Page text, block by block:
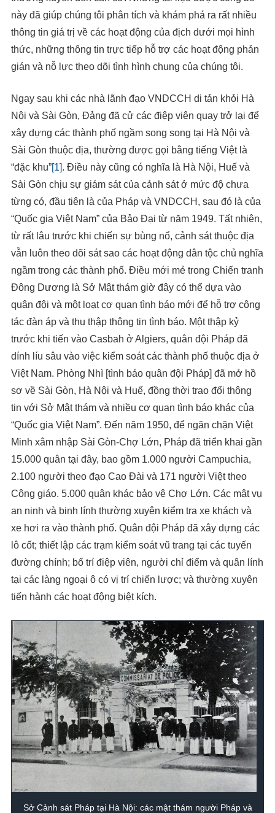
này đã giúp chúng tôi phân tích và khám phá ra rất nhiều
thông tin giá trị về các hoạt động của địch dưới mọi hình
thức, những thông tin trực tiếp hỗ trợ các hoạt động phản
gián và nỗ lực theo dõi tình hình chung của chúng tôi.
Ngay sau khi các nhà lãnh đạo VNDCCH di tản khỏi Hà
Nội và Sài Gòn, Đảng đã cử các điệp viên quay trở lại để
xây dựng các thành phố ngầm song song tại Hà Nội và
Sài Gòn thuộc địa, thường được gọi bằng tiếng Việt là
“đặc khu”[1]. Điều này cũng có nghĩa là Hà Nội, Huế và
Sài Gòn chịu sự giám sát của cảnh sát ở mức độ chưa
từng có, đầu tiên là của Pháp và VNDCCH, sau đó là của
“Quốc gia Việt Nam” của Bảo Đại từ năm 1949. Tất nhiên,
từ rất lâu trước khi chiến sự bùng nổ, cảnh sát thuộc địa
vẫn luôn theo dõi sát sao các hoạt động dân tộc chủ nghĩa
ngầm trong các thành phố. Điều mới mẻ trong Chiến tranh
Đông Dương là Sở Mật thám giờ đây có thể dựa vào
quân đội và một loạt cơ quan tình báo mới để hỗ trợ công
tác đàn áp và thu thập thông tin tình báo. Một thập kỷ
trước khi tiến vào Casbah ở Algiers, quân đội Pháp đã
dính líu sâu vào việc kiểm soát các thành phố thuộc địa ở
Việt Nam. Phòng Nhì [tình báo quân đội Pháp] đã mở hồ
sơ về Sài Gòn, Hà Nội và Huế, đồng thời trao đổi thông
tin với Sở Mật thám và nhiều cơ quan tình báo khác của
“Quốc gia Việt Nam”. Đến năm 1950, để ngăn chặn Việt
Minh xâm nhập Sài Gòn-Chợ Lớn, Pháp đã triển khai gần
15.000 quân tại đây, bao gồm 1.000 người Campuchia,
2.100 người theo đạo Cao Đài và 171 người Việt theo
Công giáo. 5.000 quân khác bảo vệ Chợ Lớn. Các mật vụ
an ninh và binh lính thường xuyên kiểm tra xe khách và
xe hơi ra vào thành phố. Quân đội Pháp đã xây dựng các
lô cốt; thiết lập các trạm kiểm soát vũ trang tại các tuyến
đường chính; bố trí điệp viên, người chỉ điểm và quân lính
tại các làng ngoại ô có vị trí chiến lược; và thường xuyên
tiến hành các hoạt động biệt kích.
Sở Cảnh sát Pháp tại Hà Nội: các mật thám người Pháp và